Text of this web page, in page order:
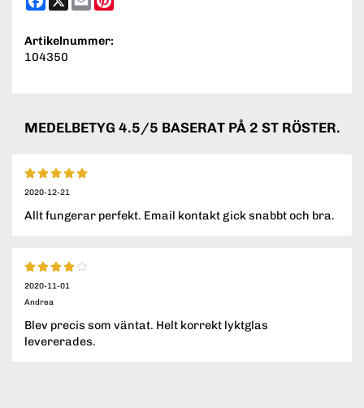
Artikelnummer:
104350
MEDELBETYG 4.5/5 BASERAT PÅ 2 ST RÖSTER.
2020-12-21
Allt fungerar perfekt. Email kontakt gick snabbt och bra.
2020-11-01
Andrea
Blev precis som väntat. Helt korrekt lyktglas
levererades.